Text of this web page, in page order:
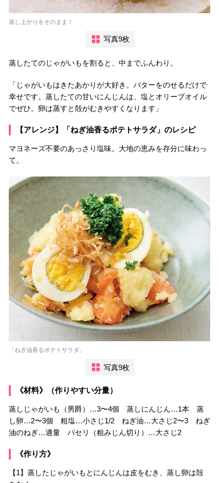
蒸し上がりをそのまま！
写真9枚
蒸したてのじゃがいもを割ると、中までふんわり。
「じゃがいもはきたあかりが大好き。バターをのせるだけで
幸せです。蒸したての甘いにんじんは、塩とオリーブオイル
でぜひ。卵は蒸すと殻がむきやすくなります」
【アレンジ】「ねぎ油香るポテトサラダ」のレシピ
マヨネーズ不要のあっさり塩味。大地の恵みを存分に味わっ
て。
「ねぎ油香るポテトサラダ」
写真9枚
《材料》（作りやすい分量）
蒸しじゃがいも（男爵）…3〜4個 蒸しにんじん…1本 蒸
し卵…2〜3個 粗塩…小さじ1/2 ねぎ油…大さじ2〜3 ねぎ
油のねぎ…適量 パセリ（粗みじん切り）…大さじ2
《作り方》
【1】蒸したじゃがいもとにんじんは皮をむき、蒸し卵は殻